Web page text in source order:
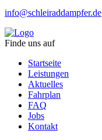
info@schleiraddampfer.de
Finde uns auf
Startseite
Leistungen
Aktuelles
Fahrplan
FAQ
Jobs
Kontakt